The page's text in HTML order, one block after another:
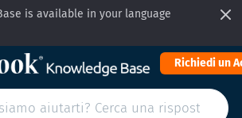
is available in your language
Richiedi un